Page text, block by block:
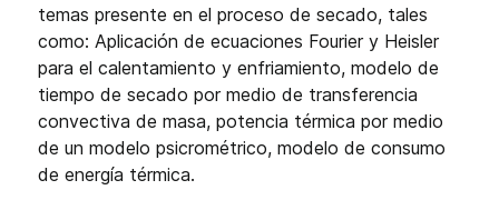
temas presente en el proceso de secado, tales
como: Aplicación de ecuaciones Fourier y Heisler
para el calentamiento y enfriamiento, modelo de
tiempo de secado por medio de transferencia
convectiva de masa, potencia térmica por medio
de un modelo psicrométrico, modelo de consumo
de energía térmica.